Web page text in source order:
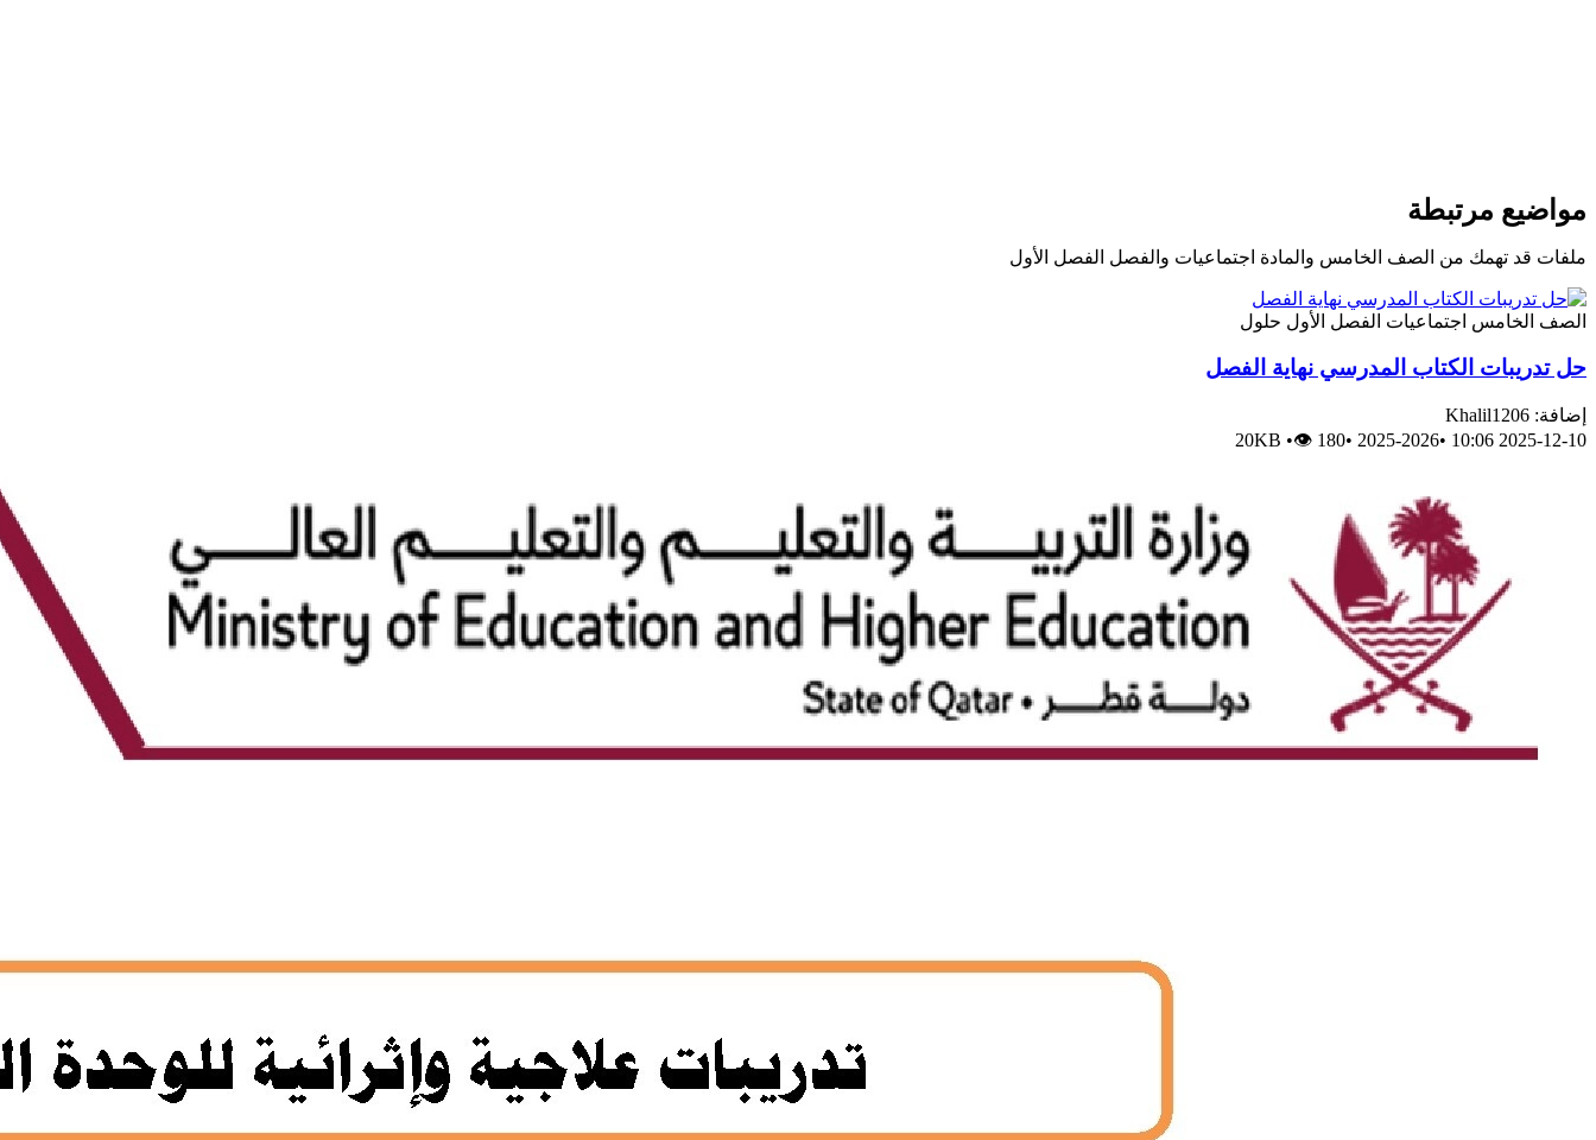
مواضيع مرتبطة
ملفات قد تهمك من الصف الخامس والمادة اجتماعيات والفصل الفصل الأول
الصف الخامس اجتماعيات الفصل الأول حلول
حل تدريبات الكتاب المدرسي نهاية الفصل
إضافة: Khalil1206
2025-12-10 10:06
•
2025-2026
•
20KB •👁 180